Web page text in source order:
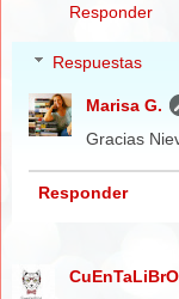
Responder
Respuestas
Marisa G.
Gracias
Responder